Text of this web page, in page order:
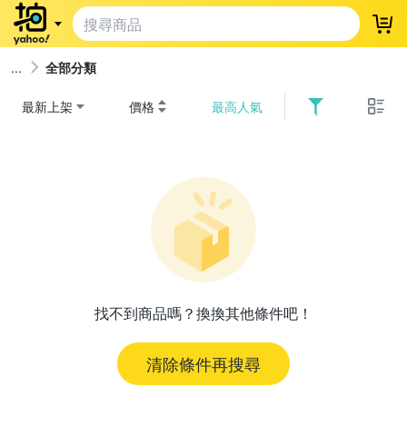
登
全部分類
最新上架 價格 最高人氣
找不到商品嗎？換換其他條件吧！
清除條件再搜尋